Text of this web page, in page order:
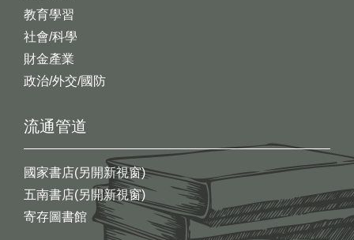
教育學習
社會/科學
財金產業
政治/外交/國防
流通管道
國家書店(另開新視窗)
五南書店(另開新視窗)
寄存圖書館